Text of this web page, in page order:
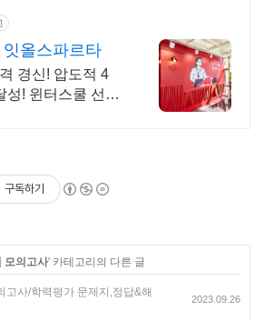
올스파르타
경신! 압도적 4
성! 윈터스쿨 선착
구독하기
모의고사' 카테고리의 다른 글
사/학력평가 문제지,정답&해
2023.09.26